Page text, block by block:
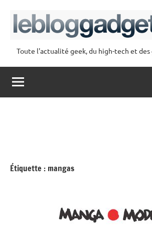
contenu
lebloggadget
Toute l'actualité geek, du high-tech et des
Étiquette : mangas